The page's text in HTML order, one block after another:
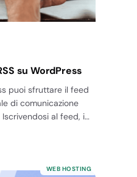
su WordPress
puoi sfruttare il feed
di comunicazione
al feed, i…
WEB HOSTING